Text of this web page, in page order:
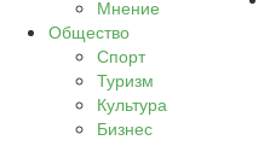
Мнение
Общество
Спорт
Туризм
Культура
Бизнес